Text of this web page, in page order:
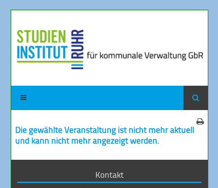
Die gewählte Veranstaltung ist nicht mehr aktuell
und kann nicht mehr angezeigt werden.
Kontakt